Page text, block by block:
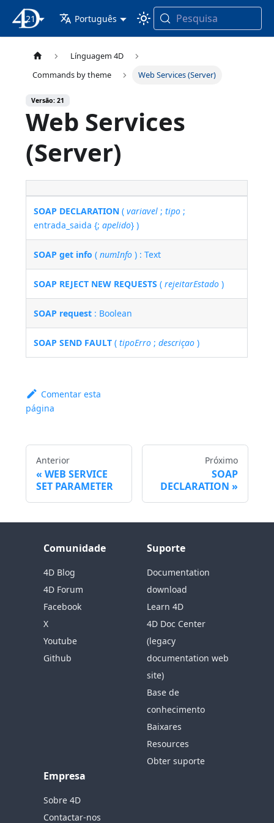
Documentação 4D
21 Português Pesquisa
Línguagem 4D
Commands by theme
Web Services (Server)
Versão: 21
Web Services
(Server)
SOAP DECLARATION (variavel ;tipo ;
entrada_saida {;apelido} )
SOAP get info (numInfo ) : Text
SOAP REJECT NEW REQUESTS (rejeitarEstado )
SOAP request : Boolean
SOAP SEND FAULT (tipoErro ;descriçao )
Comentar esta
página
Anterior
WEB SERVICE
SET PARAMETER
Próximo
SOAP
DECLARATION
Comunidade
4D Blog
4D Forum
Facebook
X
Youtube
Github
Suporte
Documentation
download
Learn 4D
4D Doc Center
(legacy
documentation web
site)
Base de
conhecimento
Baixares
Resources
Obter suporte
Empresa
Sobre 4D
Contactar-nos